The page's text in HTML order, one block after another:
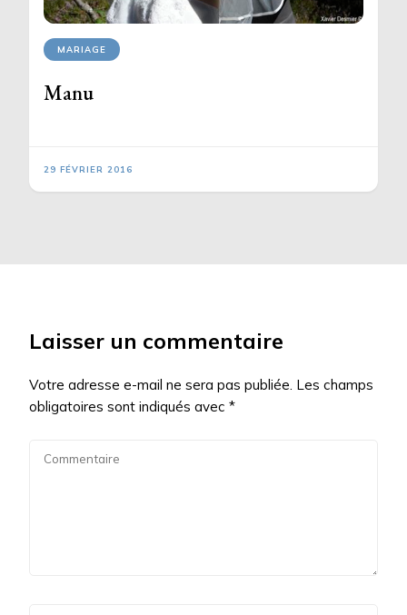
MARIAGE
Manu
29 FÉVRIER 2016
Laisser un commentaire
Votre adresse e-mail ne sera pas publiée. Les champs
obligatoires sont indiqués avec *